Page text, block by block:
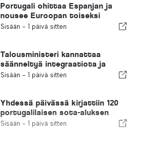
Portugali ohittaa Espanjan ja
nousee Euroopan toiseksi
suurimmaksi jalkineiden
Sisään - 1 päivä sitten
Talousministeri kannattaa
säänneltyä integraatiota ja
takaa maahanmuuttajille
Sisään - 1 päivä sitten
Yhdessä päivässä kirjattiin 120
portugalilaisen sota-aluksen
pistoa
Sisään - 1 päivä sitten